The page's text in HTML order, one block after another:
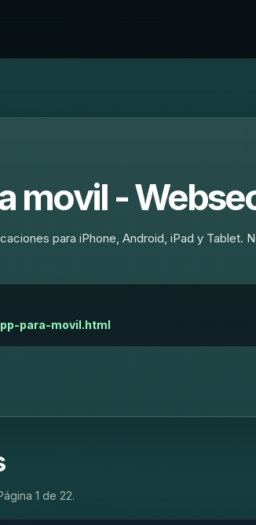
movil -
para iPhone, Android, iPad y Tablet.
para-movil.html
1 de 22.